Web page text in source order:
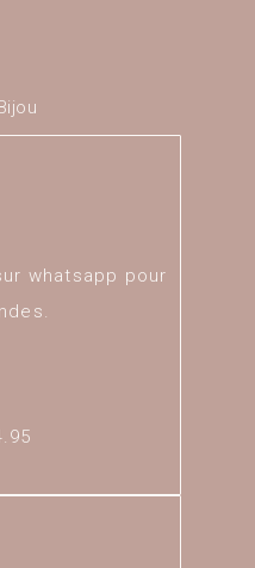
whatsapp pour